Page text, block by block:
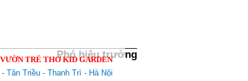
Phó hiệu trưởng
TRẺ THƠ KID GARDEN
Tân Triều - Thanh Trì - Hà Nội